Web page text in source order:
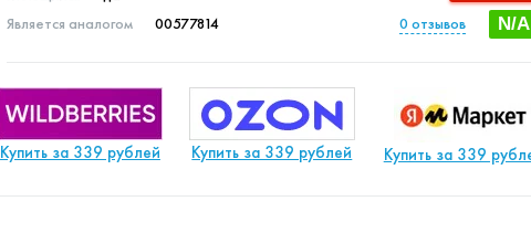
Является аналогом
00577814 N/A
0 отзывов
Купить за 339 рублей Купить за 339 рублей Купить за 339